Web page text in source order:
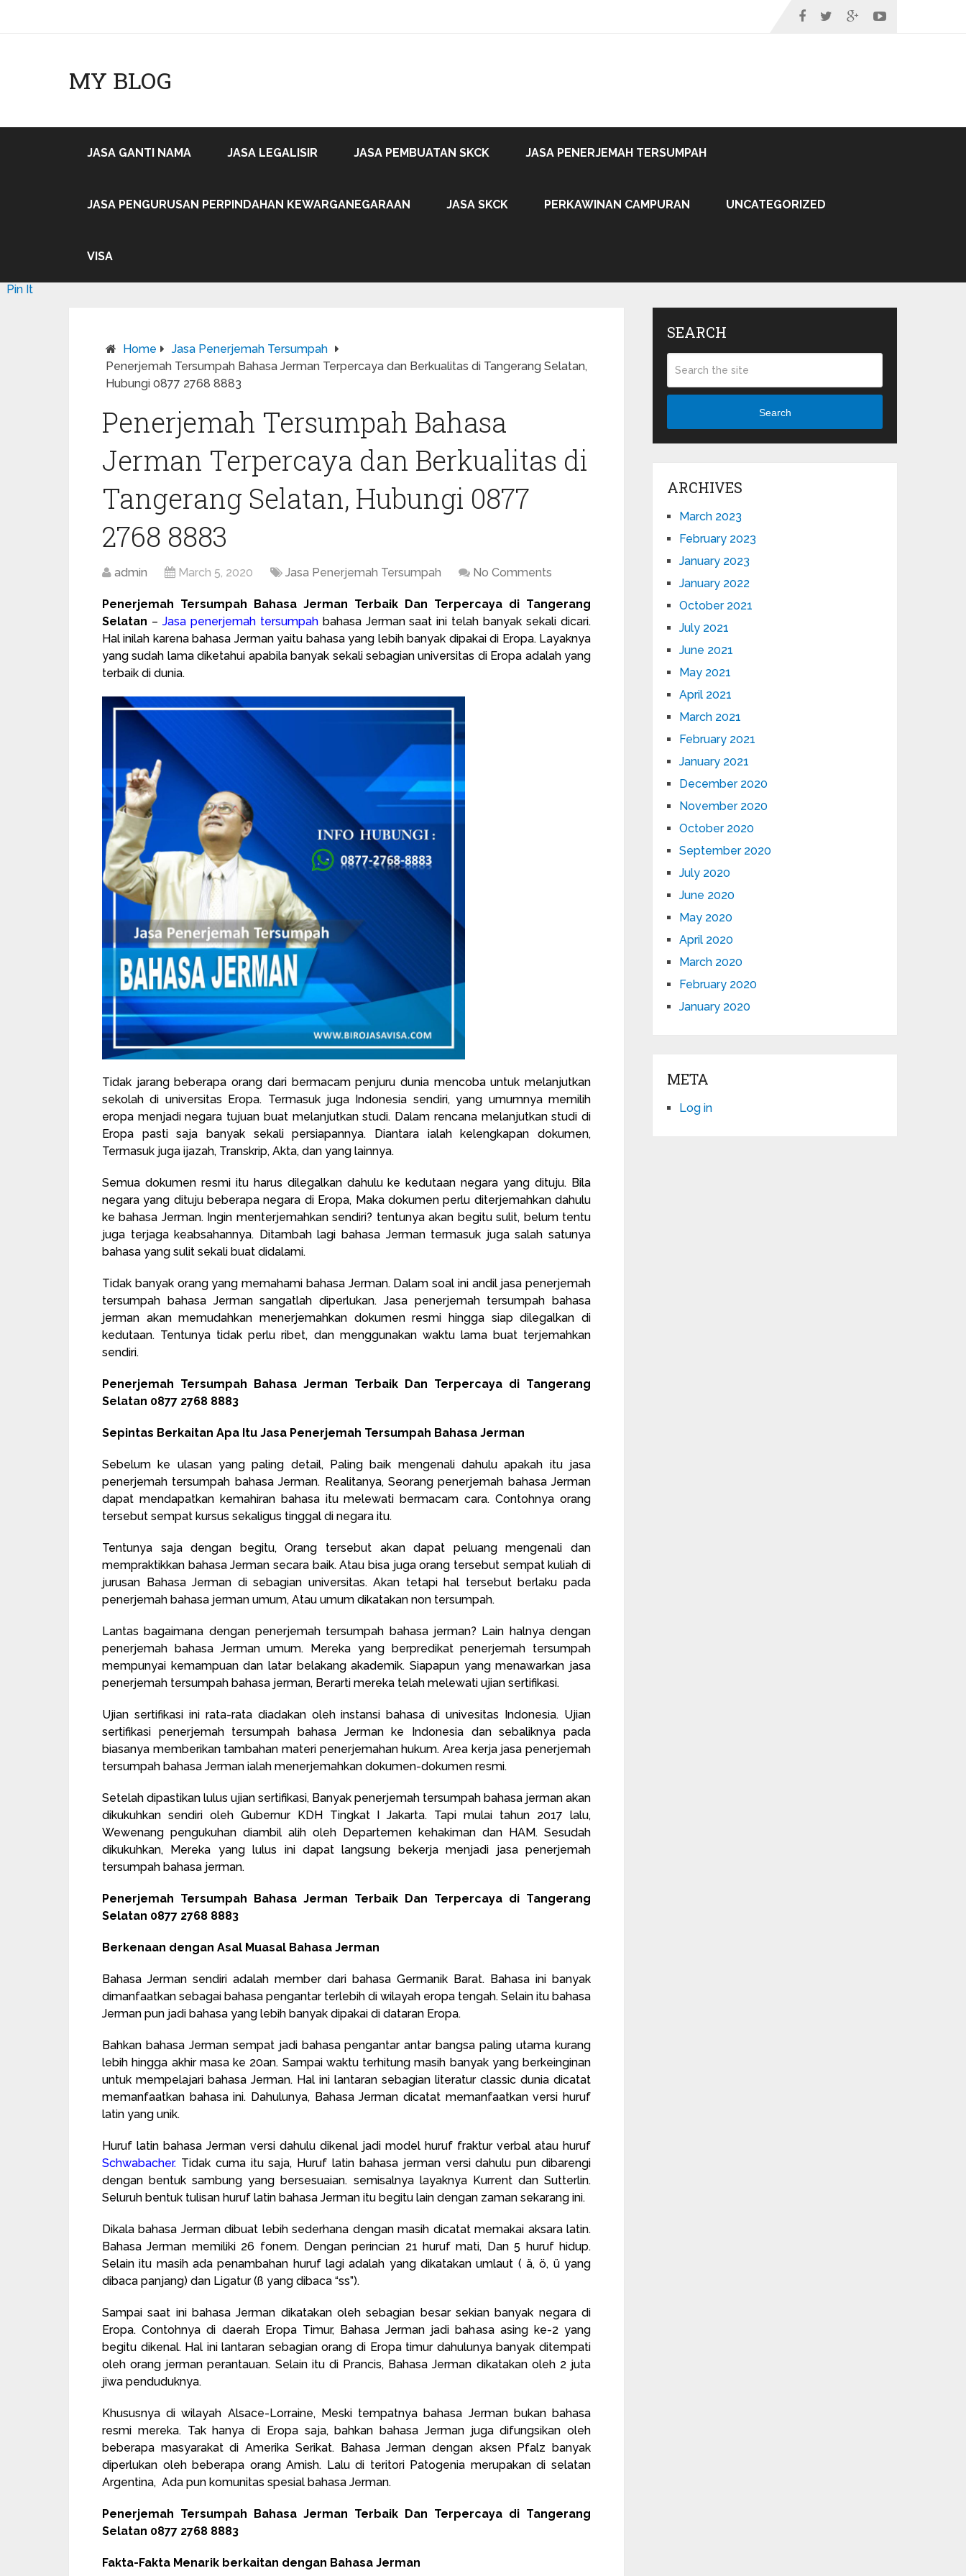
MY BLOG
JASA GANTI NAMA JASA LEGALISIR JASA PEMBUATAN SKCK JASA PENERJEMAH TERSUMPAH
JASA PENGURUSAN PERPINDAHAN KEWARGANEGARAAN JASA SKCK PERKAWINAN CAMPURAN UNCATEGORIZED
VISA
Home
Jasa Penerjemah Tersumpah
Penerjemah Tersumpah Bahasa Jerman Terpercaya dan Berkualitas di Tangerang Selatan,
Hubungi 0877 2768 8883
Penerjemah Tersumpah Bahasa
Jerman Terpercaya dan Berkualitas di
Tangerang Selatan, Hubungi 0877
2768 8883
admin March 5, 2020 Jasa Penerjemah Tersumpah No Comments
Penerjemah Tersumpah Bahasa Jerman Terbaik Dan Terpercaya di Tangerang
Selatan – Jasa penerjemah tersumpahbahasa Jerman saat ini telah banyak sekali dicari.
Hal inilah karena bahasa Jerman yaitu bahasa yang lebih banyak dipakai di Eropa. Layaknya
yang sudah lama diketahui apabila banyak sekali sebagian universitas di Eropa adalah yang
terbaik di dunia.
Tidak jarang beberapa orang dari bermacam penjuru dunia mencoba untuk melanjutkan
sekolah di universitas Eropa. Termasuk juga Indonesia sendiri, yang umumnya memilih
eropa menjadi negara tujuan buat melanjutkan studi. Dalam rencana melanjutkan studi di
Eropa pasti saja banyak sekali persiapannya. Diantara ialah kelengkapan dokumen,
Termasuk juga ijazah, Transkrip, Akta, dan yang lainnya.
Semua dokumen resmi itu harus dilegalkan dahulu ke kedutaan negara yang dituju. Bila
negara yang dituju beberapa negara di Eropa, Maka dokumen perlu diterjemahkan dahulu
ke bahasa Jerman. Ingin menterjemahkan sendiri? tentunya akan begitu sulit, belum tentu
juga terjaga keabsahannya. Ditambah lagi bahasa Jerman termasuk juga salah satunya
bahasa yang sulit sekali buat didalami.
Tidak banyak orang yang memahami bahasa Jerman. Dalam soal ini andil jasa penerjemah
tersumpah bahasa Jerman sangatlah diperlukan. Jasa penerjemah tersumpah bahasa
jerman akan memudahkan menerjemahkan dokumen resmi hingga siap dilegalkan di
kedutaan. Tentunya tidak perlu ribet, dan menggunakan waktu lama buat terjemahkan
sendiri.
Penerjemah Tersumpah Bahasa Jerman Terbaik Dan Terpercaya di Tangerang
Selatan 0877 2768 8883
Sepintas Berkaitan Apa Itu Jasa Penerjemah Tersumpah Bahasa Jerman
Sebelum ke ulasan yang paling detail, Paling baik mengenali dahulu apakah itu jasa
penerjemah tersumpah bahasa Jerman. Realitanya, Seorang penerjemah bahasa Jerman
dapat mendapatkan kemahiran bahasa itu melewati bermacam cara. Contohnya orang
tersebut sempat kursus sekaligus tinggal di negara itu.
Tentunya saja dengan begitu, Orang tersebut akan dapat peluang mengenali dan
mempraktikkan bahasa Jerman secara baik. Atau bisa juga orang tersebut sempat kuliah di
jurusan Bahasa Jerman di sebagian universitas. Akan tetapi hal tersebut berlaku pada
penerjemah bahasa jerman umum, Atau umum dikatakan non tersumpah.
Lantas bagaimana dengan penerjemah tersumpah bahasa jerman? Lain halnya dengan
penerjemah bahasa Jerman umum. Mereka yang berpredikat penerjemah tersumpah
mempunyai kemampuan dan latar belakang akademik. Siapapun yang menawarkan jasa
penerjemah tersumpah bahasa jerman, Berarti mereka telah melewati ujian sertifikasi.
Ujian sertifikasi ini rata-rata diadakan oleh instansi bahasa di univesitas Indonesia. Ujian
sertifikasi penerjemah tersumpah bahasa Jerman ke Indonesia dan sebaliknya pada
biasanya memberikan tambahan materi penerjemahan hukum. Area kerja jasa penerjemah
tersumpah bahasa Jerman ialah menerjemahkan dokumen-dokumen resmi.
Setelah dipastikan lulus ujian sertifikasi, Banyak penerjemah tersumpah bahasa jerman akan
dikukuhkan sendiri oleh Gubernur KDH Tingkat I Jakarta. Tapi mulai tahun 2017 lalu,
Wewenang pengukuhan diambil alih oleh Departemen kehakiman dan HAM. Sesudah
dikukuhkan, Mereka yang lulus ini dapat langsung bekerja menjadi jasa penerjemah
tersumpah bahasa jerman.
Penerjemah Tersumpah Bahasa Jerman Terbaik Dan Terpercaya di Tangerang
Selatan 0877 2768 8883
Berkenaan dengan Asal Muasal Bahasa Jerman
Bahasa Jerman sendiri adalah member dari bahasa Germanik Barat. Bahasa ini banyak
dimanfaatkan sebagai bahasa pengantar terlebih di wilayah eropa tengah. Selain itu bahasa
Jerman pun jadi bahasa yang lebih banyak dipakai di dataran Eropa.
Bahkan bahasa Jerman sempat jadi bahasa pengantar antar bangsa paling utama kurang
lebih hingga akhir masa ke 20an. Sampai waktu terhitung masih banyak yang berkeinginan
untuk mempelajari bahasa Jerman. Hal ini lantaran sebagian literatur classic dunia dicatat
memanfaatkan bahasa ini. Dahulunya, Bahasa Jerman dicatat memanfaatkan versi huruf
latin yang unik.
Huruf latin bahasa Jerman versi dahulu dikenal jadi model huruf fraktur verbal atau huruf
Schwabacher. Tidak cuma itu saja, Huruf latin bahasa jerman versi dahulu pun dibarengi
dengan bentuk sambung yang bersesuaian. semisalnya layaknya Kurrent dan Sutterlin.
Seluruh bentuk tulisan huruf latin bahasa Jerman itu begitu lain dengan zaman sekarang ini.
Dikala bahasa Jerman dibuat lebih sederhana dengan masih dicatat memakai aksara latin.
Bahasa Jerman memiliki 26 fonem. Dengan perincian 21 huruf mati, Dan 5 huruf hidup.
Selain itu masih ada penambahan huruf lagi adalah yang dikatakan umlaut ( ä, ö, ü yang
dibaca panjang) dan Ligatur (ß yang dibaca “ss”).
Sampai saat ini bahasa Jerman dikatakan oleh sebagian besar sekian banyak negara di
Eropa. Contohnya di daerah Eropa Timur, Bahasa Jerman jadi bahasa asing ke-2 yang
begitu dikenal. Hal ini lantaran sebagian orang di Eropa timur dahulunya banyak ditempati
oleh orang jerman perantauan. Selain itu di Prancis, Bahasa Jerman dikatakan oleh 2 juta
jiwa penduduknya.
Khususnya di wilayah Alsace-Lorraine, Meski tempatnya bahasa Jerman bukan bahasa
resmi mereka. Tak hanya di Eropa saja, bahkan bahasa Jerman juga difungsikan oleh
beberapa masyarakat di Amerika Serikat. Bahasa Jerman dengan aksen Pfalz banyak
diperlukan oleh beberapa orang Amish. Lalu di teritori Patogenia merupakan di selatan
Argentina, Ada pun komunitas spesial bahasa Jerman.
Penerjemah Tersumpah Bahasa Jerman Terbaik Dan Terpercaya di Tangerang
Selatan 0877 2768 8883
Fakta-Fakta Menarik berkaitan dengan Bahasa Jerman
Pin It
SEARCH
Search
ARCHIVES
March 2023
February 2023
January 2023
January 2022
October 2021
July 2021
June 2021
May 2021
April 2021
March 2021
February 2021
January 2021
December 2020
November 2020
October 2020
September 2020
July 2020
June 2020
May 2020
April 2020
March 2020
February 2020
January 2020
META
Log in